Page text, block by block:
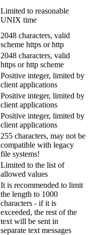
Limited to reasonable
UNIX time
2048 characters, valid
scheme https or http
2048 characters, valid
https or http scheme
Positive integer, limited by
client applications
Positive integer, limited by
client applications
Positive integer, limited by
client applications
255 characters, may not be
compatible with legacy
file systems!
Limited to the list of
allowed values
It is recommended to limit
the length to 1000
characters - if it is
exceeded, the rest of the
text will be sent in
separate text messages